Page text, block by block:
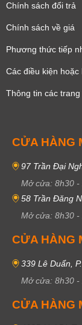
Chính sách đổi trả
Chính sách về giá
Phương thức tiếp
Các điều kiện
Thông tin các
CỬA HÀNG
97 Trần Đại
Mở cửa: 8h30 -
58 Trần Đăng
Mở cửa: 8h30 -
CỬA HÀNG
339 Lê Duẩn,
Mở cửa: 8h30 -
CỬA HÀNG